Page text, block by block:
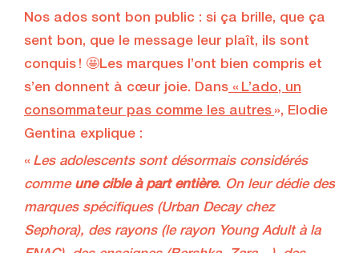
Nos ados sont bon public : si ça brille, que ça
sent bon, que le message leur plaît, ils sont
conquis ! 🤩Les marques l’ont bien compris et
s’en donnent à cœur joie. Dans « L’ado, un
consommateur pas comme les autres », Elodie
Gentina explique :
« Les adolescents sont désormais considérés
comme une cible à part entière. On leur dédie des
marques spécifiques (Urban Decay chez
Sephora), des rayons (le rayon Young Adult à la